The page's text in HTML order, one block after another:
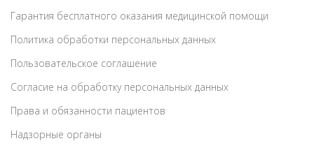
Гарантия бесплатного оказания медицинской помощи
Политика обработки персональных данных
Пользовательское соглашение
Согласие на обработку персональных данных
Права и обязанности пациентов
Надзорные органы